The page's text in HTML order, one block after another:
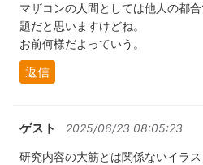
マザコンの人間としては他人の都
題だと思いますけどね。
お前何様だよっていう。
返信
ゲスト 2025/06/23 08:05:23
研究内容の大筋とは関係ないイラ